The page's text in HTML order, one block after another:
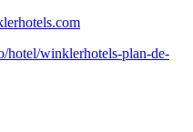
winklerhotels-plan-de-